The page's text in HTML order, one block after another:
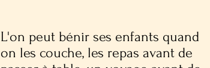
L'on peut bénir ses enfants quand
on les couche, les repas avant de